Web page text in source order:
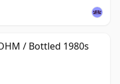
/ Bottled 1980s